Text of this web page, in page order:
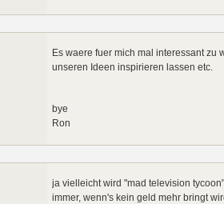
Es waere fuer mich mal interessant zu
unseren Ideen inspirieren lassen etc.
bye
Ron
ja vielleicht wird "mad television
immer, wenn's kein geld mehr bringt